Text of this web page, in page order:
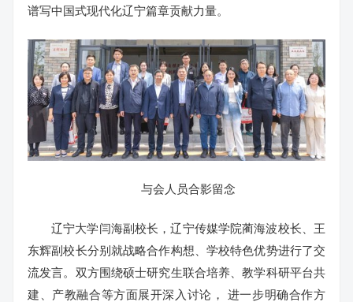
谱写中国式现代化辽宁篇章贡献力量。
与会人员合影留念
辽宁大学闫海副校长，辽宁传媒学院蔺海波校长、王
东辉副校长分别就战略合作构想、学校特色优势进行了交
流发言。双方围绕硕士研究生联合培养、教学科研平台共
建、产教融合等方面展开深入讨论， 进一步明确合作方